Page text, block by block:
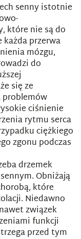
senny istotnie
które nie są do
każda przerwa
mózgu,
do
się ze
ciśnienie
rytmu serca
ciężkiego
zgonu podczas
drzemek
Obniżają
które
Niedawno
związek
funkcji
przed tym